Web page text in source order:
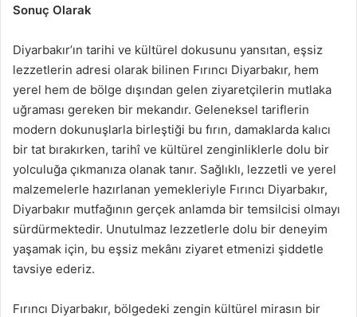
Sonuç Olarak
Diyarbakır’ın tarihi ve kültürel dokusunu yansıtan, eşsiz
lezzetlerin adresi olarak bilinen Fırıncı Diyarbakır, hem
yerel hem de bölge dışından gelen ziyaretçilerin mutlaka
uğraması gereken bir mekandır. Geleneksel tariflerin
modern dokunuşlarla birleştiği bu fırın, damaklarda kalıcı
bir tat bırakırken, tarihî ve kültürel zenginliklerle dolu bir
yolculuğa çıkmanıza olanak tanır. Sağlıklı, lezzetli ve yerel
malzemelerle hazırlanan yemekleriyle Fırıncı Diyarbakır,
Diyarbakır mutfağının gerçek anlamda bir temsilcisi olmayı
sürdürmektedir. Unutulmaz lezzetlerle dolu bir deneyim
yaşamak için, bu eşsiz mekânı ziyaret etmenizi şiddetle
tavsiye ederiz.
Fırıncı Diyarbakır, bölgedeki zengin kültürel mirasın bir